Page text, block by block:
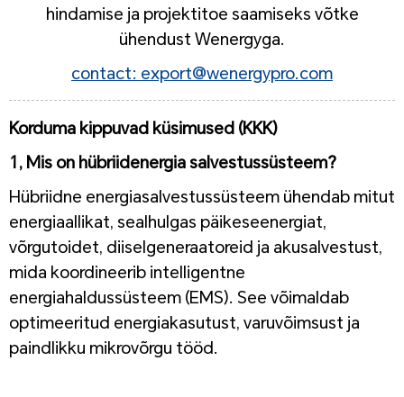
hindamise ja projektitoe saamiseks võtke
ühendust Wenergyga.
contact: export@wenergypro.com
Korduma kippuvad küsimused (KKK)
1, Mis on hübriidenergia salvestussüsteem?
Hübriidne energiasalvestussüsteem ühendab mitut
energiaallikat, sealhulgas päikeseenergiat,
võrgutoidet, diiselgeneraatoreid ja akusalvestust,
mida koordineerib intelligentne
energiahaldussüsteem (EMS). See võimaldab
optimeeritud energiakasutust, varuvõimsust ja
paindlikku mikrovõrgu tööd.